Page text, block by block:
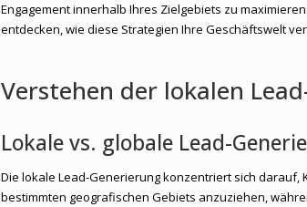
Engagement innerhalb Ihres Zielgebiets zu
entdecken, wie diese Strategien Ihre Geschäftswelt
Verstehen der lokalen
Lokale vs. globale Lead-
Die lokale Lead-Generierung konzentriert sich darauf,
bestimmten geografischen Gebiets anzuziehen,